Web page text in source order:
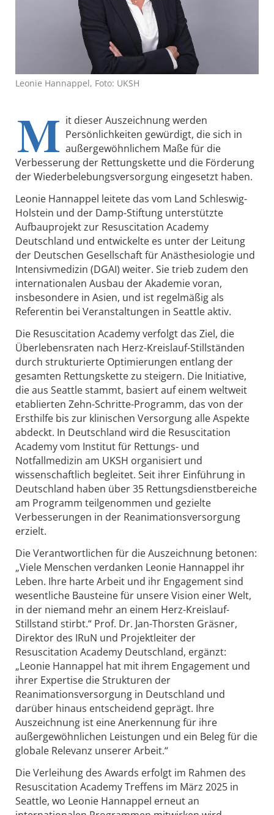
Leonie Hannappel, Foto: UKSH
M it dieser Auszeichnung werden
Persönlichkeiten gewürdigt, die sich in
außergewöhnlichem Maße für die
Verbesserung der Rettungskette und die Förderung
der Wiederbelebungsversorgung eingesetzt haben.
Leonie Hannappel leitete das vom Land Schleswig-
Holstein und der Damp-Stiftung unterstützte
Aufbauprojekt zur Resuscitation Academy
Deutschland und entwickelte es unter der Leitung
der Deutschen Gesellschaft für Anästhesiologie und
Intensivmedizin (DGAI) weiter. Sie trieb zudem den
internationalen Ausbau der Akademie voran,
insbesondere in Asien, und ist regelmäßig als
Referentin bei Veranstaltungen in Seattle aktiv.
Die Resuscitation Academy verfolgt das Ziel, die
Überlebensraten nach Herz-Kreislauf-Stillständen
durch strukturierte Optimierungen entlang der
gesamten Rettungskette zu steigern. Die Initiative,
die aus Seattle stammt, basiert auf einem weltweit
etablierten Zehn-Schritte-Programm, das von der
Ersthilfe bis zur klinischen Versorgung alle Aspekte
abdeckt. In Deutschland wird die Resuscitation
Academy vom Institut für Rettungs- und
Notfallmedizin am UKSH organisiert und
wissenschaftlich begleitet. Seit ihrer Einführung in
Deutschland haben über 35 Rettungsdienstbereiche
am Programm teilgenommen und gezielte
Verbesserungen in der Reanimationsversorgung
erzielt.
Die Verantwortlichen für die Auszeichnung betonen:
„Viele Menschen verdanken Leonie Hannappel ihr
Leben. Ihre harte Arbeit und ihr Engagement sind
wesentliche Bausteine für unsere Vision einer Welt,
in der niemand mehr an einem Herz-Kreislauf-
Stillstand stirbt.“ Prof. Dr. Jan-Thorsten Gräsner,
Direktor des IRuN und Projektleiter der
Resuscitation Academy Deutschland, ergänzt:
„Leonie Hannappel hat mit ihrem Engagement und
ihrer Expertise die Strukturen der
Reanimationsversorgung in Deutschland und
darüber hinaus entscheidend geprägt. Ihre
Auszeichnung ist eine Anerkennung für ihre
außergewöhnlichen Leistungen und ein Beleg für die
globale Relevanz unserer Arbeit.“
Die Verleihung des Awards erfolgt im Rahmen des
Resuscitation Academy Treffens im März 2025 in
Seattle, wo Leonie Hannappel erneut an